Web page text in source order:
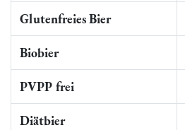
Glutenfreies Bier
Biobier
PVPP frei
Diätbier